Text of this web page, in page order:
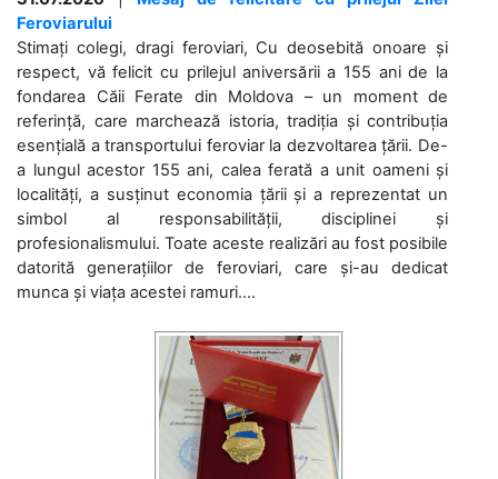
Feroviarului
Stimați colegi, dragi feroviari, Cu deosebită onoare și
respect, vă felicit cu prilejul aniversării a 155 ani de la
fondarea Căii Ferate din Moldova – un moment de
referință, care marchează istoria, tradiția și contribuția
esențială a transportului feroviar la dezvoltarea țării. De-
a lungul acestor 155 ani, calea ferată a unit oameni și
localități, a susținut economia țării și a reprezentat un
simbol al responsabilității, disciplinei și
profesionalismului. Toate aceste realizări au fost posibile
datorită generațiilor de feroviari, care și-au dedicat
munca și viața acestei ramuri....